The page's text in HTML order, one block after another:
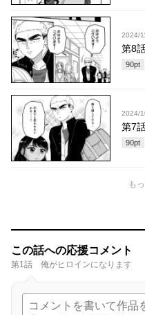
2024/
第8
90pt
2024/
第7
90pt
も
この話への応援コメント
第1話 俺がヒロインになります